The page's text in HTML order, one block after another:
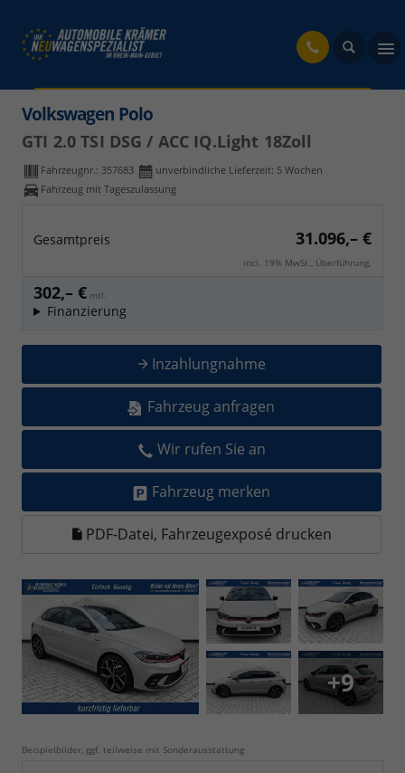
Volkswagen Polo
GTI 2.0 TSI DSG / ACC IQ.Light 18Zoll
Fahrzeugnr.: 357683 unverbindliche Lieferzeit: 5 Wochen
Fahrzeug mit Tageszulassung
Gesamtpreis 31.096,– €
incl. 19% MwSt., Überführung.
302,– € mtl.
Finanzierung
Inzahlungnahme
Fahrzeug anfragen
Wir rufen Sie an
Fahrzeug merken
PDF-Datei, Fahrzeugexposé drucken
+9
Beispielbilder, ggf. teilweise mit Sonderausstattung